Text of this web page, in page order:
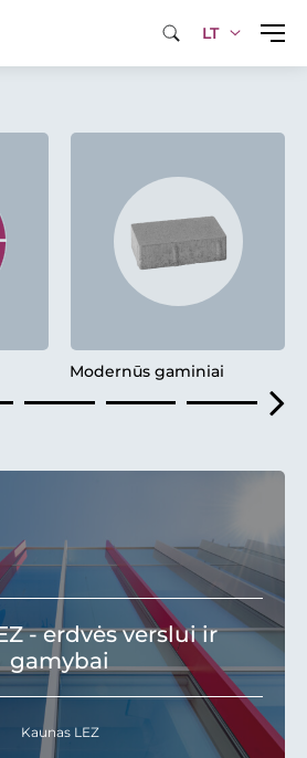
LT
Modernūs gaminiai
- erdvės verslui ir
gamybai
Kaunas LEZ